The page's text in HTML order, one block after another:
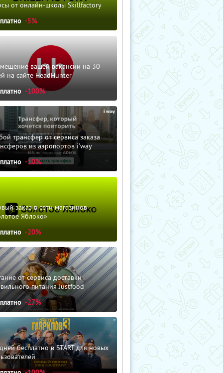
от онлайн-школы Skillfactory
-5%
вашей вакансии на 30
на сайте HeadHunter
-100%
трансфер от сервиса заказа
из аэропортов i'way
-10%
заказ в сети магазинов
Яблоко»
-20%
от сервиса доставки
питания Justfood
-27%
бесплатно в START для новых